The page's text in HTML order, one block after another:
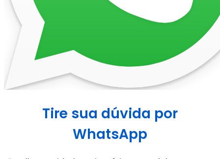
Tire sua dúvida por
WhatsApp